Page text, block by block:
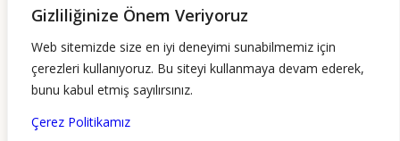
Gizliliğinize Önem Veriyoruz
Web sitemizde size en iyi deneyimi sunabilmemiz için
çerezleri kullanıyoruz. Bu siteyi kullanmaya devam ederek,
bunu kabul etmiş sayılırsınız.
Çerez Politikamız
info@gozdeyavuzer.com
P.tesi-Cuma: 09:00-18:00